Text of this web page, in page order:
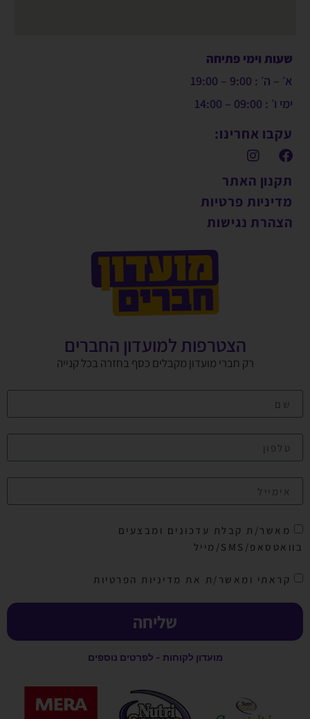
שעות וימי פתיחה
א׳ – ה׳ : 9:00 – 19:00
ימי ו׳ : 09:00 – 14:00
עקבו אחרינו:
תקנון האתר
מדיניות פרטיות
הצהרת נגישות
הצטרפות למועדון החברים
רק חברי מועדון מקבלים כסף בחזרה בכל קנייה
מאשר/ת קבלת עדכונים ומבצעים
בוואטסאפ/SMS/מייל
קראתי ומאשר/ת את מדיניות הפרטיות
שליחה
מועדון לקוחות - לפרטים נוספים